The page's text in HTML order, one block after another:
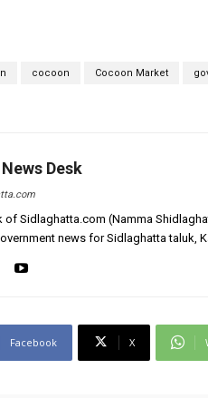
cocoon Cocoon Market
Desk
of Sidlaghatta.com (Namma
news for Sidlaghatta taluk,
Facebook X